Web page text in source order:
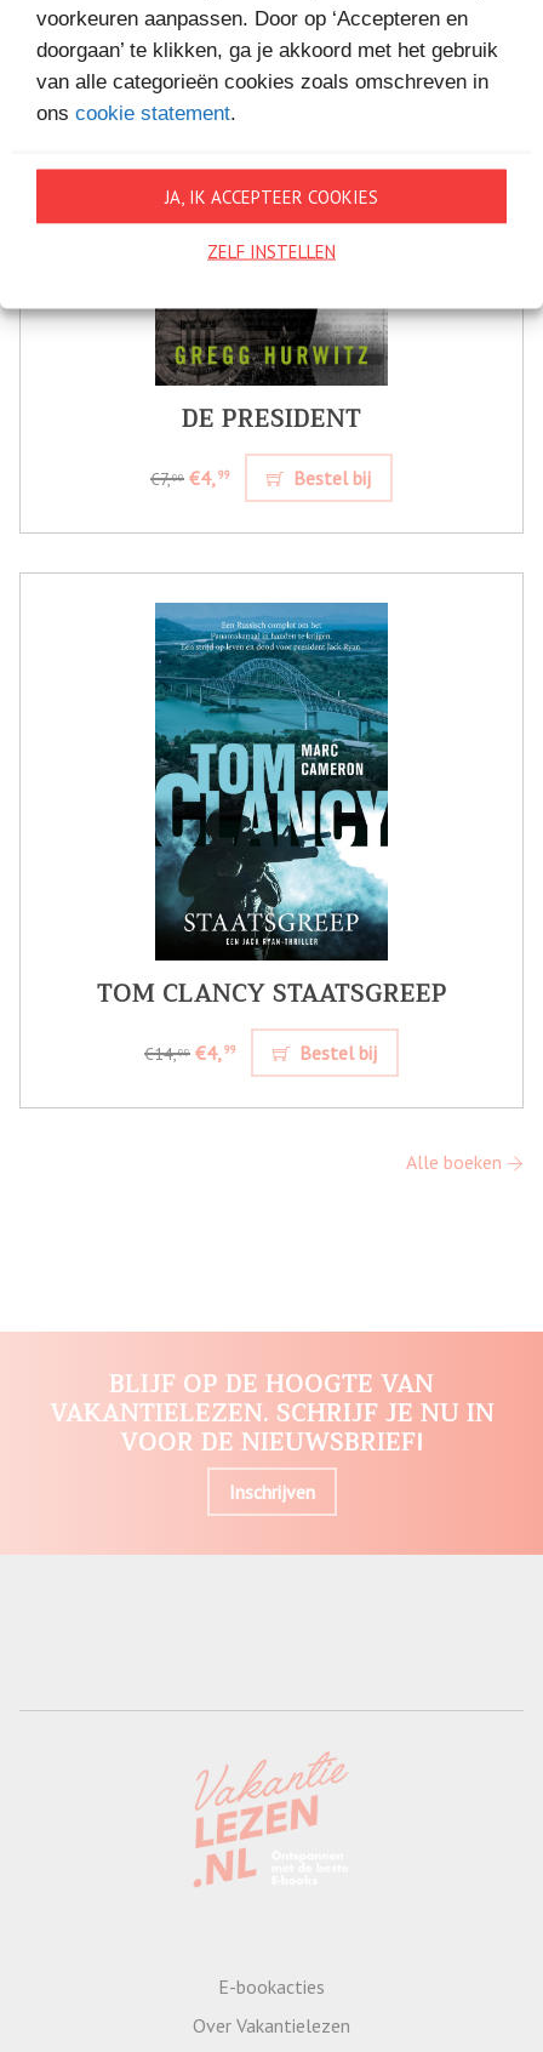
voorkeuren aanpassen. Door op ‘Accepteren en
doorgaan’ te klikken, ga je akkoord met het gebruik
van alle categorieën cookies zoals omschreven in
ons cookie statement.
JA, IK ACCEPTEER COOKIES
ZELF INSTELLEN
DE PRESIDENT
€7,99 €4,99 Bestel bij
TOM CLANCY STAATSGREEP
€14,99 €4,99 Bestel bij
Alle boeken
BLIJF OP DE HOOGTE VAN
VAKANTIELEZEN. SCHRIJF JE NU IN
VOOR DE NIEUWSBRIEF!
Inschrijven
E-bookacties
Over Vakantielezen